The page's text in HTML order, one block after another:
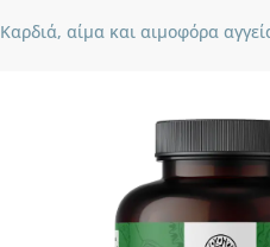
Καρδιά, αίμα και αιμοφόρα